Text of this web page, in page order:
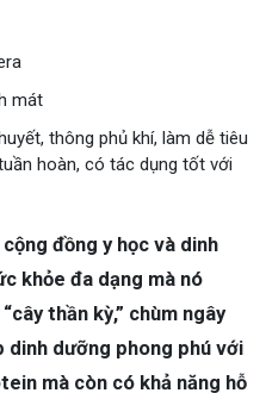
mát
thông phủ khí, làm dễ tiêu
hoàn, có tác dụng tốt với
đồng y học và dinh
khỏe đa dạng mà nó
thần kỳ,” chùm ngây
dinh dưỡng phong phú với
mà còn có khả năng hỗ